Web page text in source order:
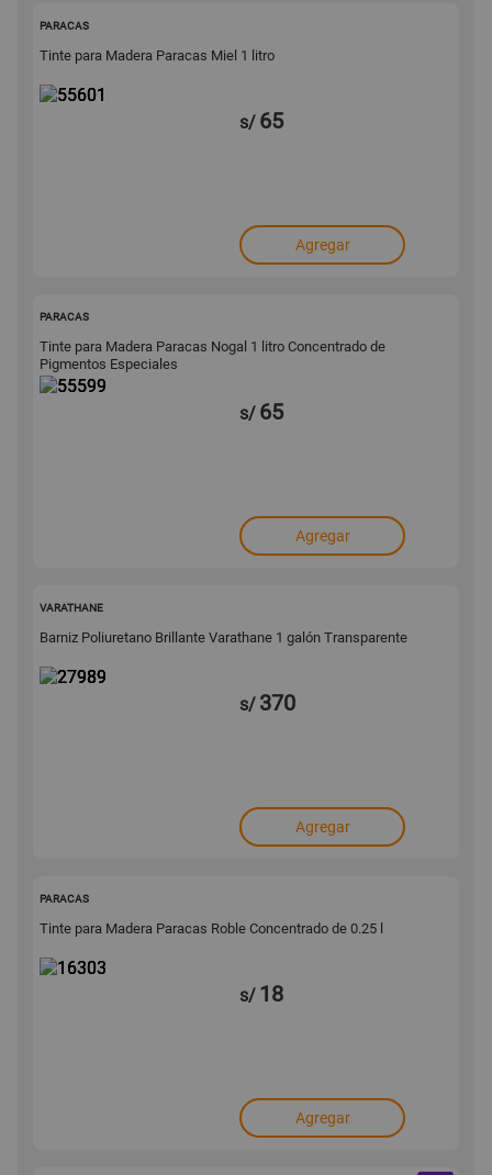
PARACAS
Tinte para Madera Paracas Miel 1 litro
s/ 65
Agregar
PARACAS
Tinte para Madera Paracas Nogal 1 litro Concentrado de
Pigmentos Especiales
s/ 65
Agregar
VARATHANE
Barniz Poliuretano Brillante Varathane 1 galón Transparente
s/ 370
Agregar
PARACAS
Tinte para Madera Paracas Roble Concentrado de 0.25 l
s/ 18
Agregar